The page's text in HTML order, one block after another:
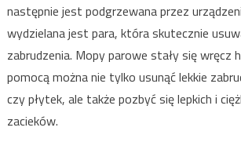
następnie jest podgrzewana przez
wydzielana jest para, która skutecznie
zabrudzenia. Mopy parowe stały się wręcz
pomocą można nie tylko usunąć lekkie
czy płytek, ale także pozbyć się lepkich i
zacieków.